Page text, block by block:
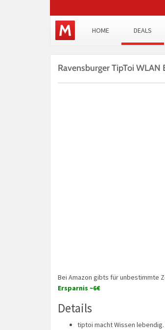
HOME DEALS
Ravensburger TipToi
Bei Amazon gibts für unbestimmte
Ersparnis ~6€
Details
tiptoi macht Wissen